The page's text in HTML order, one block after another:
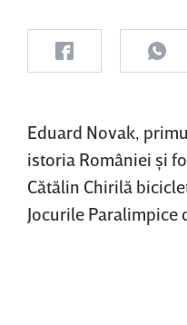
Eduard Novak,
istoria României şi
Cătălin Chirilă
Jocurile Paralimpice